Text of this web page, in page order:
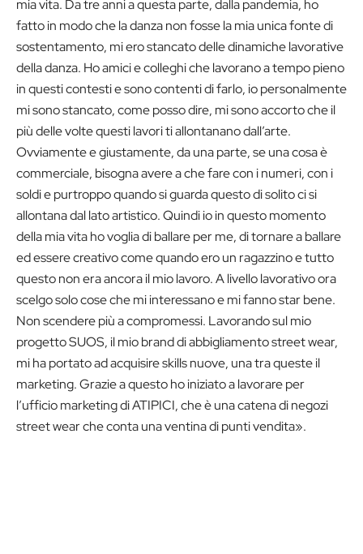
mia vita. Da tre anni a questa parte, dalla pandemia, ho
fatto in modo che la danza non fosse la mia unica fonte di
sostentamento, mi ero stancato delle dinamiche lavorative
della danza. Ho amici e colleghi che lavorano a tempo pieno
in questi contesti e sono contenti di farlo, io personalmente
mi sono stancato, come posso dire, mi sono accorto che il
più delle volte questi lavori ti allontanano dall’arte.
Ovviamente e giustamente, da una parte, se una cosa è
commerciale, bisogna avere a che fare con i numeri, con i
soldi e purtroppo quando si guarda questo di solito ci si
allontana dal lato artistico. Quindi io in questo momento
della mia vita ho voglia di ballare per me, di tornare a ballare
ed essere creativo come quando ero un ragazzino e tutto
questo non era ancora il mio lavoro. A livello lavorativo ora
scelgo solo cose che mi interessano e mi fanno star bene.
Non scendere più a compromessi. Lavorando sul mio
progetto SUOS, il mio brand di abbigliamento street wear,
mi ha portato ad acquisire skills nuove, una tra queste il
marketing. Grazie a questo ho iniziato a lavorare per
l’ufficio marketing di ATIPICI, che è una catena di negozi
street wear che conta una ventina di punti vendita».